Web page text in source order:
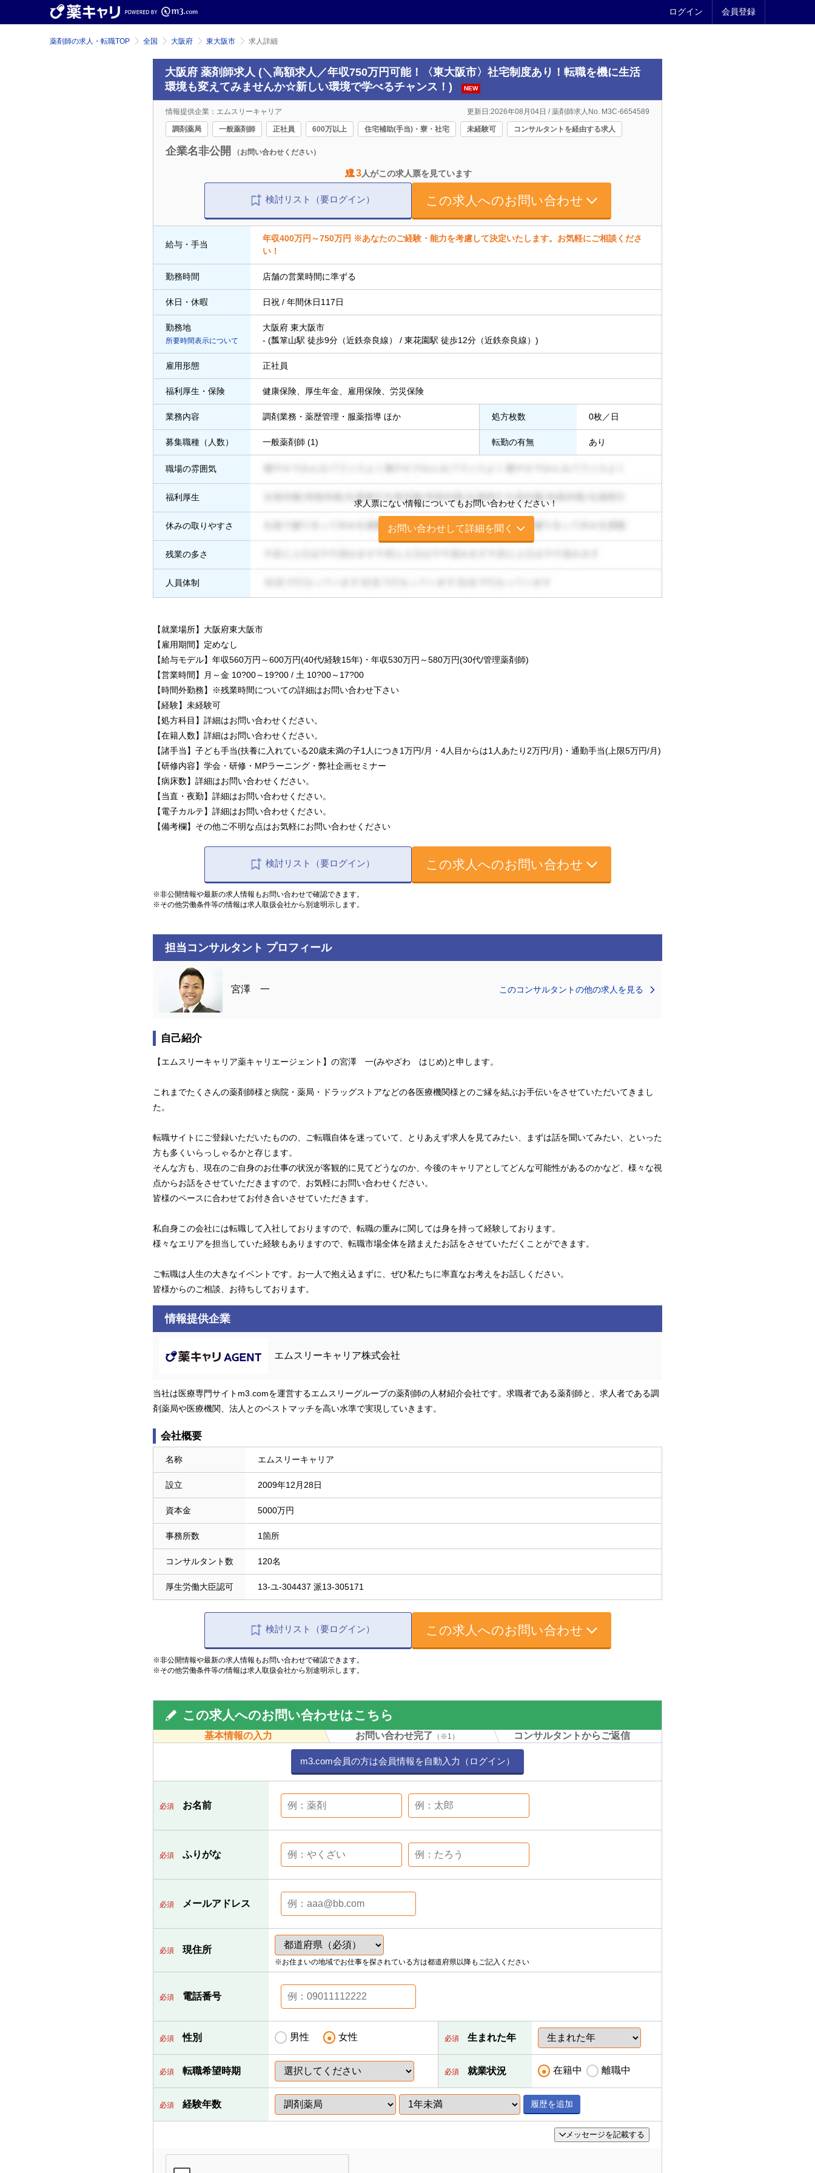
ログイン 会員登録
薬剤師の求人・転職TOP 全国 大阪府 東大阪市 求人詳細
大阪府 薬剤師求人 (＼高額求人／年収750万円可能！〈東大阪市〉社宅制度あり！転職を機に生活
環境も変えてみませんか☆新しい環境で学べるチャンス！)
NEW
情報提供企業：エムスリーキャリア 更新日:2026年08月04日 / 薬剤師求人No. M3C-6654589
調剤薬局 一般薬剤師 正社員 600万以上 住宅補助(手当)・寮・社宅 未経験可 コンサルタントを経由する求人
企業名非公開 （お問い合わせください）
3人がこの求人票を見ています
検討リスト（要ログイン） この求人へのお問い合わせ
給与・手当
年収400万円～750万円 ※あなたのご経験・能力を考慮して決定いたします。お気軽にご相談くださ
い！
勤務時間 店舗の営業時間に準ずる
休日・休暇 日祝 / 年間休日117日
勤務地
所要時間表示について
大阪府 東大阪市
- (瓢箪山駅 徒歩9分（近鉄奈良線） / 東花園駅 徒歩12分（近鉄奈良線）)
雇用形態 正社員
福利厚生・保険 健康保険、厚生年金、雇用保険、労災保険
業務内容 調剤業務・薬歴管理・服薬指導 ほか 処方枚数 0枚／日
募集職種（人数） 一般薬剤師 (1) 転勤の有無 あり
職場の雰囲気
求人票にない情報についてもお問い合わせください！
お問い合わせして詳細を聞く
福利厚生
休みの取りやすさ
残業の多さ
人員体制
【就業場所】大阪府東大阪市
【雇用期間】定めなし
【給与モデル】年収560万円～600万円(40代/経験15年)・年収530万円～580万円(30代/管理薬剤師)
【営業時間】月～金 10?00～19?00 / 土 10?00～17?00
【時間外勤務】※残業時間についての詳細はお問い合わせ下さい
【経験】未経験可
【処方科目】詳細はお問い合わせください。
【在籍人数】詳細はお問い合わせください。
【諸手当】子ども手当(扶養に入れている20歳未満の子1人につき1万円/月・4人目からは1人あたり2万円/月)・通勤手当(上限5万円/月)
【研修内容】学会・研修・MPラーニング・弊社企画セミナー
【病床数】詳細はお問い合わせください。
【当直・夜勤】詳細はお問い合わせください。
【電子カルテ】詳細はお問い合わせください。
【備考欄】その他ご不明な点はお気軽にお問い合わせください
検討リスト（要ログイン） この求人へのお問い合わせ
※非公開情報や最新の求人情報もお問い合わせで確認できます。
※その他労働条件等の情報は求人取扱会社から別途明示します。
担当コンサルタント プロフィール
宮澤 一 このコンサルタントの他の求人を見る
自己紹介
【エムスリーキャリア薬キャリエージェント】の宮澤 一(みやざわ はじめ)と申します。
これまでたくさんの薬剤師様と病院・薬局・ドラッグストアなどの各医療機関様とのご縁を結ぶお手伝いをさせていただいてきまし
た。
転職サイトにご登録いただいたものの、ご転職自体を迷っていて、とりあえず求人を見てみたい、まずは話を聞いてみたい、といった
方も多くいらっしゃるかと存じます。
そんな方も、現在のご自身のお仕事の状況が客観的に見てどうなのか、今後のキャリアとしてどんな可能性があるのかなど、様々な視
点からお話をさせていただきますので、お気軽にお問い合わせください。
皆様のペースに合わせてお付き合いさせていただきます。
私自身この会社には転職して入社しておりますので、転職の重みに関しては身を持って経験しております。
様々なエリアを担当していた経験もありますので、転職市場全体を踏まえたお話をさせていただくことができます。
ご転職は人生の大きなイベントです。お一人で抱え込まずに、ぜひ私たちに率直なお考えをお話しください。
皆様からのご相談、お待ちしております。
情報提供企業
エムスリーキャリア株式会社
当社は医療専門サイトm3.comを運営するエムスリーグループの薬剤師の人材紹介会社です。求職者である薬剤師と、求人者である調
剤薬局や医療機関、法人とのベストマッチを高い水準で実現していきます。
会社概要
名称 エムスリーキャリア
設立 2009年12月28日
資本金 5000万円
事務所数 1箇所
コンサルタント数 120名
厚生労働大臣認可 13-ユ-304437 派13-305171
検討リスト（要ログイン） この求人へのお問い合わせ
※非公開情報や最新の求人情報もお問い合わせで確認できます。
※その他労働条件等の情報は求人取扱会社から別途明示します。
この求人へのお問い合わせはこちら
基本情報の入力 お問い合わせ完了 （※1） コンサルタントからご返信
m3.com会員の方は会員情報を自動入力（ログイン）
必須 お名前
必須 ふりがな
必須 メールアドレス
必須 現住所
※お住まいの地域でお仕事を探されている方は都道府県以降もご記入ください
必須 電話番号
必須 性別 男性 女性 必須 生まれた年
必須 転職希望時期 必須 就業状況 在籍中 離職中
必須 経験年数 履歴を追加
メッセージを記載する